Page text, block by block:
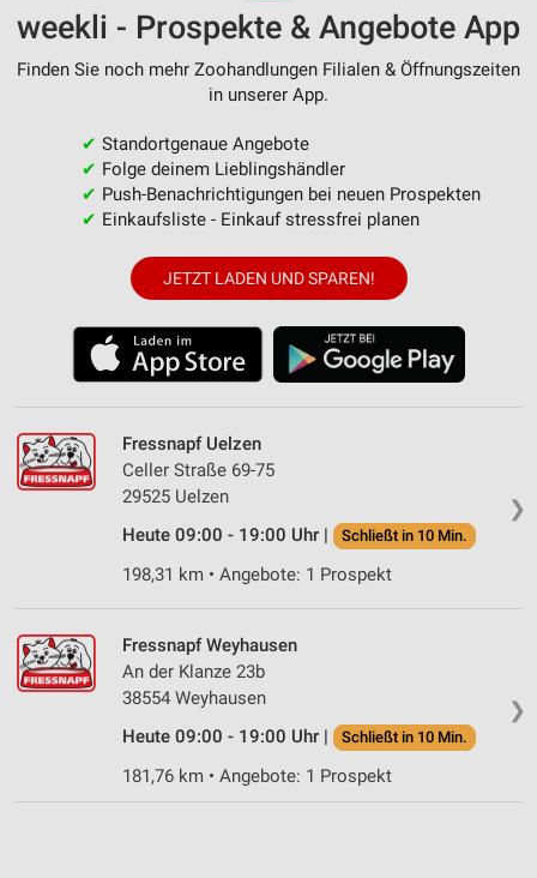
weekli - Prospekte & Angebote App
Finden Sie noch mehr Zoohandlungen Filialen & Öffnungszeiten
in unserer App.
✔ Standortgenaue Angebote
✔ Folge deinem Lieblingshändler
✔ Push-Benachrichtigungen bei neuen Prospekten
✔ Einkaufsliste - Einkauf stressfrei planen
JETZT LADEN UND SPAREN!
❯
Fressnapf Uelzen
Celler Straße 69-75
29525 Uelzen
Heute 09:00 - 19:00 Uhr |
Schließt in 10 Min.
198,31 km • Angebote: 1 Prospekt
❯
Fressnapf Weyhausen
An der Klanze 23b
38554 Weyhausen
Heute 09:00 - 19:00 Uhr |
Schließt in 10 Min.
181,76 km • Angebote: 1 Prospekt